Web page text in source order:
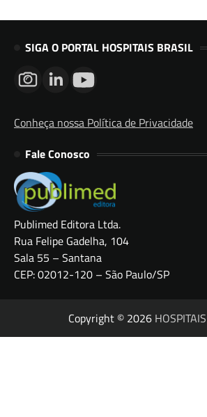
SIGA O PORTAL HOSPITAIS BRASIL
Conheça nossa Política de Privacidade
Fale Conosco
Publimed Editora Ltda.
Rua Felipe Gadelha, 104
Sala 55 – Santana
CEP: 02012-120 – São Paulo/SP
Copyright © 2026